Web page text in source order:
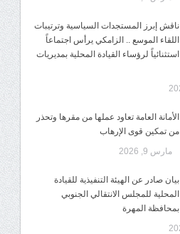
ناقش إبرز المستجدات السياسية وترتيبات
اللقاء الموسع .. الزامكي يرأس اجتماعاً
استثنائياً لرؤساء القيادة المحلية بمديريات
الأمانة العامة تعاود عملها من مقرها وتحذر
من تمكين قوى الإرهاب
مارس 9, 2026
بيان صادر عن الهيئة التنفيذية للقيادة
المحلية للمجلس الانتقالي الجنوبي
بمحافظة المهرة